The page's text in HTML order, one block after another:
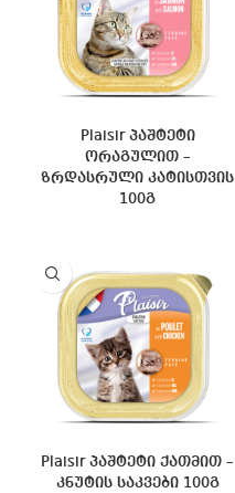
Plaisir პაშტეტი
ორაგულით –
ზრდასრული კატისთვის
100გ
Plaisir პაშტეტი ქათმით –
კნუტის საკვები 100გ